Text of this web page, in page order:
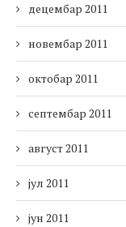
децембар 2011
новембар 2011
октобар 2011
септембар 2011
август 2011
јул 2011
јун 2011